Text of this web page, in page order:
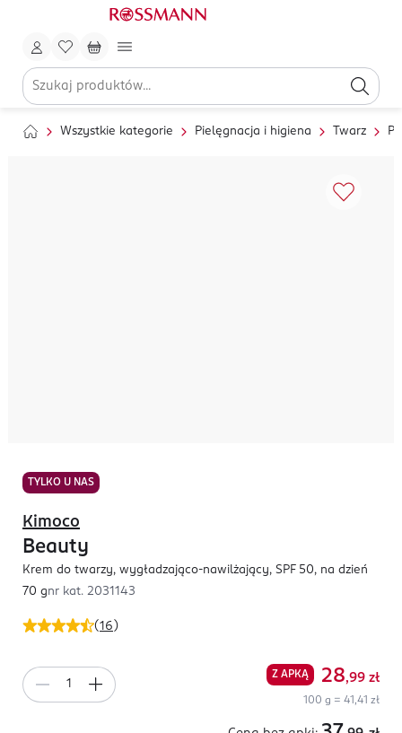
Wszystkie kategorie Pielęgnacja i higiena Twarz
TYLKO U NAS
(16 )
Kimoco
Beauty
Krem do twarzy, wygładzająco-nawilżający, SPF 50, na dzień
70 gnr kat. 2031143
Z APKĄ 28,99 zł
100 g = 41,41 zł